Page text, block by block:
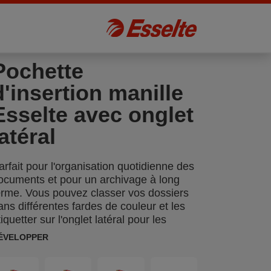
manille
avec onglet
pour l'organisation quotidienne des
et pour un archivage à long
Vous pouvez classer vos dossiers
différentes fardes de couleur et les
sur l'onglet latéral pour les
plus vite.